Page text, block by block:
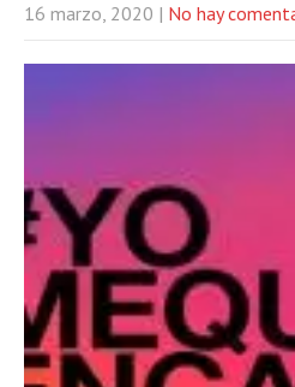
16 marzo, 2020 | No hay